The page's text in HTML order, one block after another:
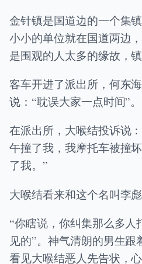
金针镇是国道边的一个集
小小的单位就在国道两边
是围观的人太多的缘故，
客车开进了派出所，何东
说：“耽误大家一点时间”。
在派出所，大喉结投诉说
午撞了我，我摩托车被撞
了我。”
大喉结看来和这个名叫李
“你瞎说，你纠集那么多
见的”。神气清朗的男生跟
看见大喉结恶人先告状，心